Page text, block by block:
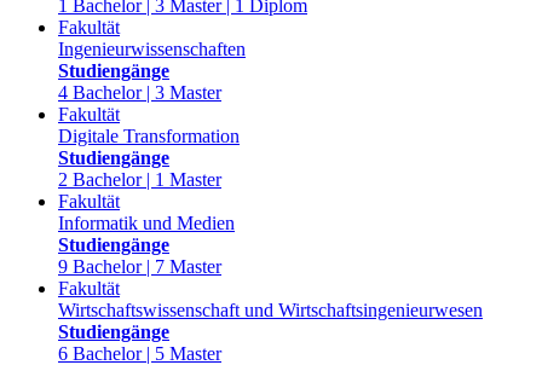
1 Bachelor | 3 Master | 1 Diplom
Fakultät
Ingenieurwissenschaften
Studiengänge
4 Bachelor | 3 Master
Fakultät
Digitale Transformation
Studiengänge
2 Bachelor | 1 Master
Fakultät
Informatik und Medien
Studiengänge
9 Bachelor | 7 Master
Fakultät
Wirtschaftswissenschaft und Wirtschaftsingenieurwesen
Studiengänge
6 Bachelor | 5 Master